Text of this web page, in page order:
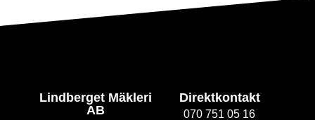
Lindberget Mäkleri
AB
Direktkontakt
070 751 05 16